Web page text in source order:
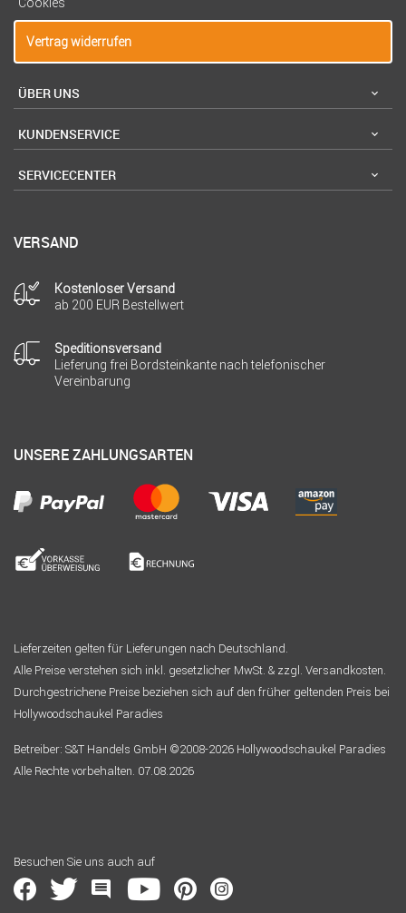
Vertrag widerrufen
ÜBER UNS
KUNDENSERVICE
SERVICECENTER
VERSAND
Kostenloser Versand
ab 200 EUR Bestellwert
Speditionsversand
Lieferung frei Bordsteinkante nach telefonischer
Vereinbarung
UNSERE ZAHLUNGSARTEN
Lieferzeiten gelten für Lieferungen nach Deutschland.
Alle Preise verstehen sich inkl. gesetzlicher MwSt. & zzgl. Versandkosten.
Durchgestrichene Preise beziehen sich auf den früher geltenden Preis bei
Hollywoodschaukel Paradies
Betreiber: S&T Handels GmbH ©2008-2026 Hollywoodschaukel Paradies
Alle Rechte vorbehalten. 07.08.2026
Besuchen Sie uns auch auf